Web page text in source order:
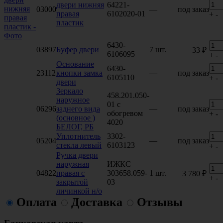
03000
двери нижняя
правая
пластик
64221-
6102020-01
— под заказ
+ -
03897Буфер двери
6430-
6106095
7 шт. 33 ₽
+ -
23112
Основание
кнопки замка
двери
6430-
6105110
— под заказ
+ -
06296
Зеркало
наружное
заднего вида
(основное )
БЕЛОГ, РБ
458.201.050-
01 с
обогревом
4020
— под заказ
+ -
05204
Уплотнитель
стекла левый
3302-
6103123
— под заказ
+ -
04822
Ручка двери
наружная
правая с
закрытой
личинкой н/о
ИЖКС
303658.059-
03
1 шт. 3 780 ₽
+ -
Оплата Доставка Отзывы